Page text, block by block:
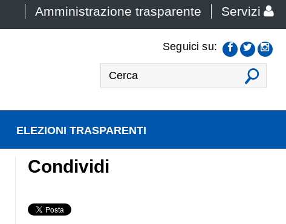
Amministrazione trasparente Servizi
VAI
Seguici su:
ELEZIONI TRASPARENTI
Condividi